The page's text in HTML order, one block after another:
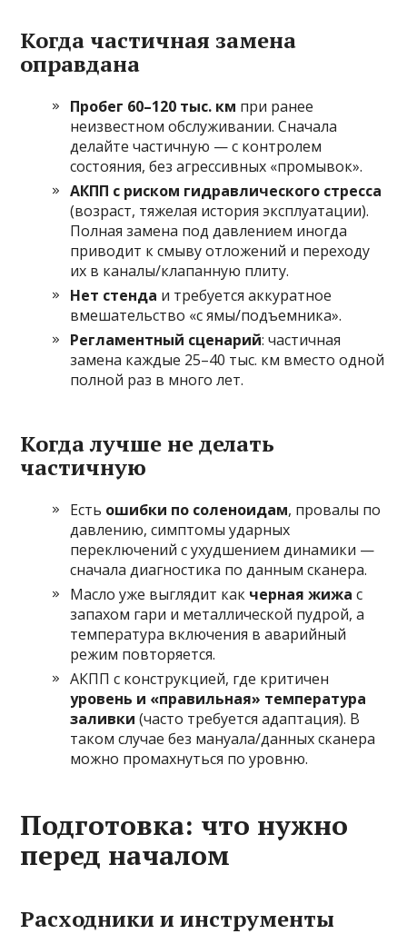
Когда частичная замена
оправдана
Пробег 60–120 тыс. км при ранее
неизвестном обслуживании. Сначала
делайте частичную — с контролем
состояния, без агрессивных «промывок».
АКПП с риском гидравлического стресса
(возраст, тяжелая история эксплуатации).
Полная замена под давлением иногда
приводит к смыву отложений и переходу
их в каналы/клапанную плиту.
Нет стенда и требуется аккуратное
вмешательство «с ямы/подъемника».
Регламентный сценарий: частичная
замена каждые 25–40 тыс. км вместо одной
полной раз в много лет.
Когда лучше не делать
частичную
Есть ошибки по соленоидам, провалы по
давлению, симптомы ударных
переключений с ухудшением динамики —
сначала диагностика по данным сканера.
Масло уже выглядит как черная жижа с
запахом гари и металлической пудрой, а
температура включения в аварийный
режим повторяется.
АКПП с конструкцией, где критичен
уровень и «правильная» температура
заливки (часто требуется адаптация). В
таком случае без мануала/данных сканера
можно промахнуться по уровню.
Подготовка: что нужно
перед началом
Расходники и инструменты